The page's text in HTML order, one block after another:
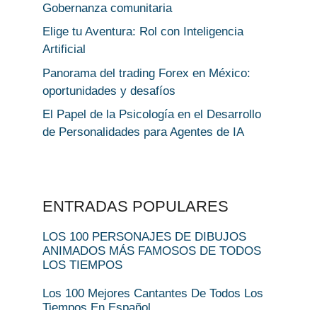
Gobernanza comunitaria
Elige tu Aventura: Rol con Inteligencia
Artificial
Panorama del trading Forex en México:
oportunidades y desafíos
El Papel de la Psicología en el Desarrollo
de Personalidades para Agentes de IA
ENTRADAS POPULARES
LOS 100 PERSONAJES DE DIBUJOS
ANIMADOS MÁS FAMOSOS DE TODOS
LOS TIEMPOS
Los 100 Mejores Cantantes De Todos Los